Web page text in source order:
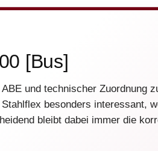
[Bus]
und technischer Zuordnung
besonders interessant,
bleibt dabei immer die